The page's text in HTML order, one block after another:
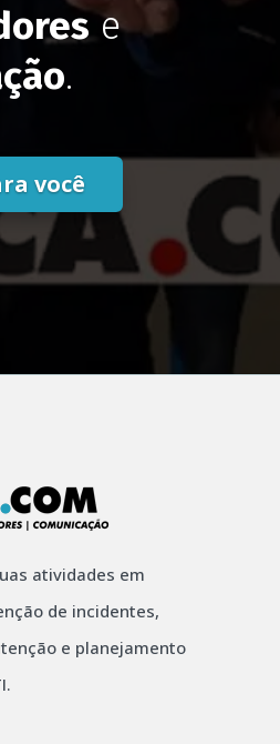
e
.
você
atividades em
de incidentes,
e planejamento